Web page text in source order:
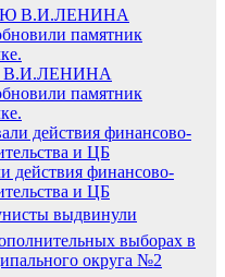
В.И.ЛЕНИНА
памятник
действия финансово-
и ЦБ